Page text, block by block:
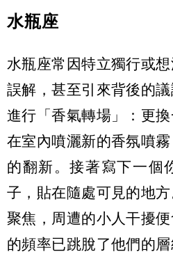
水瓶座
水瓶座常因特立獨行或
誤解，甚至引來背後的
進行「香氣轉場」：更
在室內噴灑新的香氛噴
的翻新。接著寫下一個
子，貼在隨處可見的地
聚焦，周遭的小人干擾
的頻率已跳脫了他們的